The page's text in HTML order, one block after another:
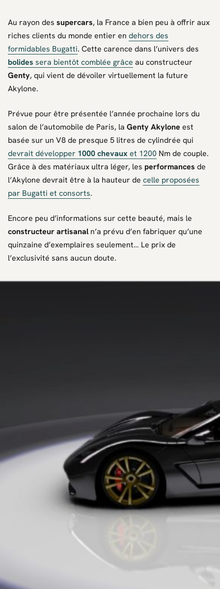
Au rayon des supercars, la France a bien peu à offrir aux
riches clients du monde entier en dehors des
formidables Bugatti. Cette carence dans l’univers des
bolides sera bientôt comblée grâce au constructeur
Genty, qui vient de dévoiler virtuellement la future
Akylone.
Prévue pour être présentée l’année prochaine lors du
salon de l’automobile de Paris, la Genty Akylone est
basée sur un V8 de presque 5 litres de cylindrée qui
devrait développer 1000 chevaux et 1200 Nm de couple.
Grâce à des matériaux ultra léger, les performances de
l’Akylone devrait être à la hauteur de celle proposées
par Bugatti et consorts.
Encore peu d’informations sur cette beauté, mais le
constructeur artisanal n’a prévu d’en fabriquer qu’une
quinzaine d’exemplaires seulement… Le prix de
l’exclusivité sans aucun doute.